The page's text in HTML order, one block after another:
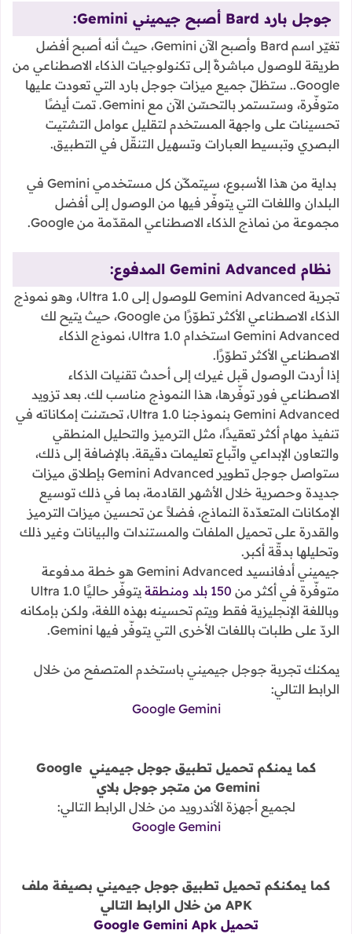
جوجل بارد Bard أصبح جيميني Gemini:
تغيّر اسم Bard وأصبح الآن Gemini، حيث أنه أصبح أفضل
طريقة للوصول مباشرةً إلى تكنولوجيات الذكاء الاصطناعي من
Google.. ستظلّ جميع ميزات جوجل بارد التي تعودت عليها
متوفّرة، وستستمر بالتحسّن الآن مع Gemini. تمت أيضًا
تحسينات على واجهة المستخدم لتقليل عوامل التشتيت
البصري وتبسيط العبارات وتسهيل التنقّل في التطبيق.
بداية من هذا الأسبوع، سيتمكّن كل مستخدمي Gemini في
البلدان واللغات التي يتوفّر فيها من الوصول إلى أفضل
مجموعة من نماذج الذكاء الاصطناعي المقدّمة من Google.
نظام Gemini Advanced المدفوع:
تجربة Gemini Advanced للوصول إلى Ultra 1.0، وهو نموذج
الذكاء الاصطناعي الأكثر تطوّرًا من Google، حيث يتيح لك
Gemini Advanced استخدام Ultra 1.0، نموذج الذكاء
الاصطناعي الأكثر تطوّرًا.
إذا أردت الوصول قبل غيرك إلى أحدث تقنيات الذكاء
الاصطناعي فور توفّرها، هذا النموذج مناسب لك. بعد تزويد
Gemini Advanced بنموذجنا Ultra 1.0، تحسّنت إمكاناته في
تنفيذ مهام أكثر تعقيدًا، مثل الترميز والتحليل المنطقي
والتعاون الإبداعي واتّباع تعليمات دقيقة. بالإضافة إلى ذلك،
ستواصل جوجل تطوير Gemini Advanced بإطلاق ميزات
جديدة وحصرية خلال الأشهر القادمة، بما في ذلك توسيع
الإمكانات المتعدّدة النماذج، فضلاً عن تحسين ميزات الترميز
والقدرة على تحميل الملفات والمستندات والبيانات وغير ذلك
وتحليلها بدقّة أكبر.
جيميني أدفانسيد ‫Gemini Advanced هو خطة مدفوعة
متوفّرة في أكثر من 150 بلد ومنطقة
يتوفّر حاليًا Ultra 1.0
وباللغة الإنجليزية فقط ويتم تحسينه بهذه اللغة، ولكن بإمكانه
الردّ على طلبات باللغات الأخرى التي يتوفّر فيها Gemini.
يمكنك تجربة جوجل جيميني باستخدم المتصفح من خلال
الرابط التالي:
Google Gemini
كما يمنكم تحميل تطبيق جوجل جيميني Google
Gemini من متجر جوجل بلاي
لجميع أجهزة الأندرويد من خلال الرابط التالي:
Google Gemini
كما يمكنكم تحميل تطبيق جوجل جيميني بصيغة ملف
APK من خلال الرابط التالي
تحميل Google Gemini Apk